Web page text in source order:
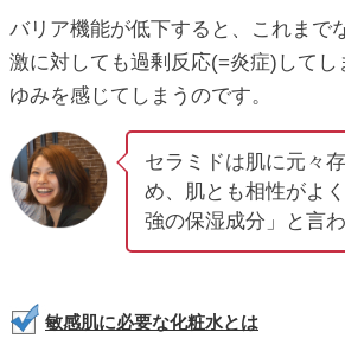
バリア機能が低下すると、これまで
激に対しても過剰反応(=炎症)して
ゆみを感じてしまうのです。
セラミドは肌に元々
め、肌とも相性がよ
強の保湿成分」と言
敏感肌に必要な化粧水とは